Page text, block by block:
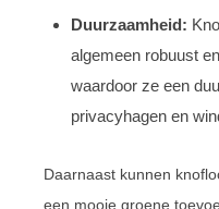
Duurzaamheid:
algemeen robuust
waardoor ze een
privacyhagen en
Daarnaast kunnen
een mooie groene